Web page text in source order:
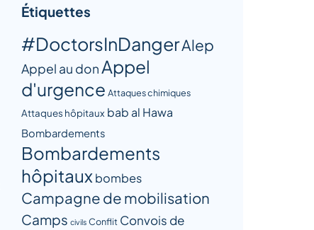
Étiquettes
#DoctorsInDangerAlep
Appel au donAppel
d'urgence Attaques chimiques
Attaques hôpitaux bab al Hawa
Bombardements
Bombardements
hôpitaux bombes
Campagne de mobilisation
Camps civils Conflit Convois de